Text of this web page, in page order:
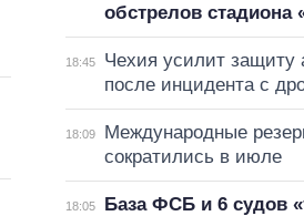
обстрелов стадиона
18:45
Чехия усилит защиту
после инцидента с
18:09
Международные
сократились в июле
18:05
База ФСБ и 6 судов